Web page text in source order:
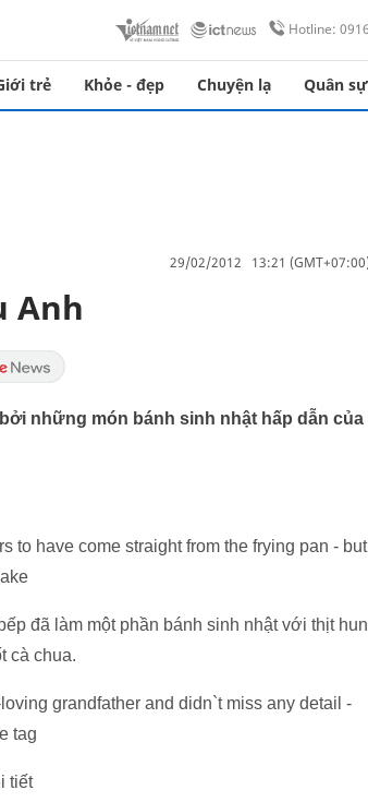
Hotline:
trẻ Khỏe - đẹp Chuyện lạ Quân sự
29/02/2012 13:21
Anh
những món bánh sinh nhật hấp dẫn của
đã làm một phần bánh sinh nhật với thịt hun
cà chua.
tiết